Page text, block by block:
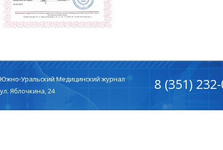
Южно-Уральский Медицинский журнал
ул. Яблочкина, 24
8 (351)